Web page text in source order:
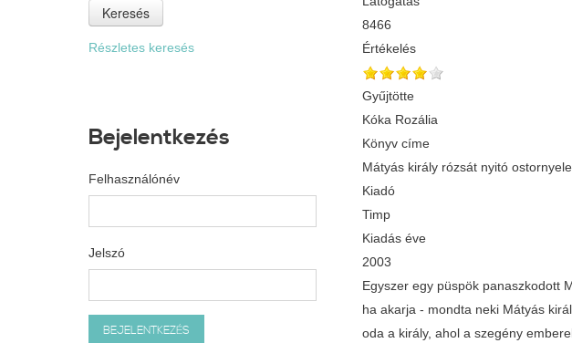
8466
Értékelés
Gyűjtötte
Kóka Rozália
Könyv címe
Mátyás király rózsát nyitó ostornyele
Kiadó
Timp
Kiadás éve
2003
Egyszer egy püspök panaszkodott
ha akarja - mondta neki Mátyás
oda a király, ahol a szegény
Keresés
Részletes keresés
Bejelentkezés
Felhasználónév
Jelszó